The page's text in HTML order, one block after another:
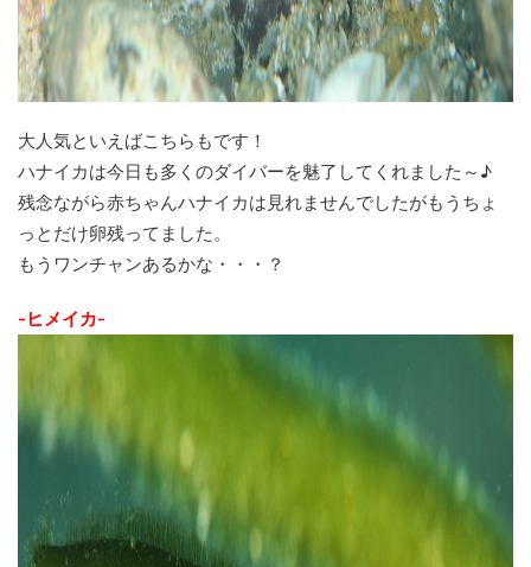
大人気といえばこちらもです！
ハナイカは今日も多くのダイバーを魅了してくれました～♪
残念ながら赤ちゃんハナイカは見れませんでしたがもうちょ
っとだけ卵残ってました。
もうワンチャンあるかな・・・？
-ヒメイカ-